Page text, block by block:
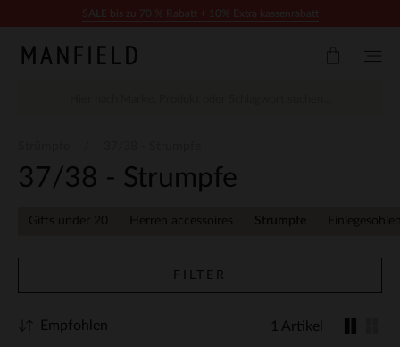
37/38 - Strumpfe
Gifts under 20 Herren accessoires Strumpfe
FILTER
1 Artikel
Empfohlen